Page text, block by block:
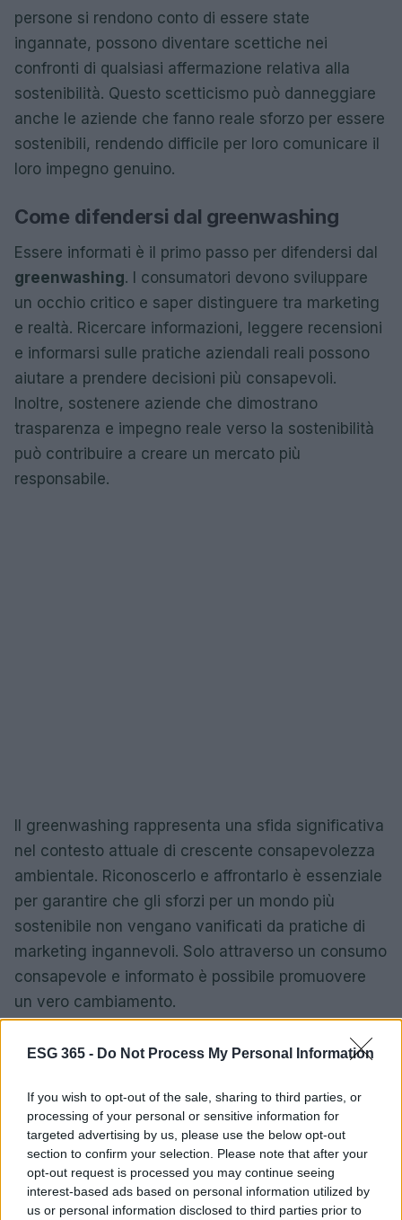
ESG 365 - Do Not Process My Personal Information
If you wish to opt-out of the sale, sharing to third parties, or
processing of your personal or sensitive information for
targeted advertising by us, please use the below opt-out
section to confirm your selection. Please note that after your
opt-out request is processed you may continue seeing
interest-based ads based on personal information utilized by
us or personal information disclosed to third parties prior to
persone si rendono conto di essere state
ingannate, possono diventare scettiche nei
confronti di qualsiasi affermazione relativa alla
sostenibilità. Questo scetticismo può danneggiare
anche le aziende che fanno reale sforzo per essere
sostenibili, rendendo difficile per loro comunicare il
loro impegno genuino.
Come difendersi dal greenwashing
Essere informati è il primo passo per difendersi dal
greenwashing. I consumatori devono sviluppare
un occhio critico e saper distinguere tra marketing
e realtà. Ricercare informazioni, leggere recensioni
e informarsi sulle pratiche aziendali reali possono
aiutare a prendere decisioni più consapevoli.
Inoltre, sostenere aziende che dimostrano
trasparenza e impegno reale verso la sostenibilità
può contribuire a creare un mercato più
responsabile.
Il greenwashing rappresenta una sfida significativa
nel contesto attuale di crescente consapevolezza
ambientale. Riconoscerlo e affrontarlo è essenziale
per garantire che gli sforzi per un mondo più
sostenibile non vengano vanificati da pratiche di
marketing ingannevoli. Solo attraverso un consumo
consapevole e informato è possibile promuovere
un vero cambiamento.
AiAdhubMedia